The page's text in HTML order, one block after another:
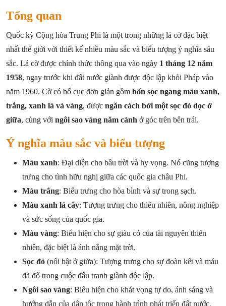
Tổng quan
Quốc kỳ Cộng hòa Trung Phi là một trong những lá cờ đặc biệt
nhất thế giới với thiết kế nhiều màu sắc và biểu tượng ý nghĩa sâu
sắc. Lá cờ được chính thức thông qua vào ngày 1 tháng 12 năm
1958, ngay trước khi đất nước giành được độc lập khỏi Pháp vào
năm 1960. Cờ có bố cục đơn giản gồm bốn sọc ngang màu xanh,
trắng, xanh lá và vàng, được ngăn cách bởi một sọc đỏ dọc ở
giữa, cùng với ngôi sao vàng năm cánh ở góc trên bên trái.
Ý nghĩa màu sắc và biểu tượng
Màu xanh: Đại diện cho bầu trời và hy vọng. Nó cũng tượng
trưng cho tình hữu nghị giữa các quốc gia châu Phi.
Màu trắng: Biểu trưng cho hòa bình và sự trong sạch.
Màu xanh lá cây: Tượng trưng cho thiên nhiên, nông nghiệp
và sức sống của quốc gia.
Màu vàng: Biểu hiện cho sự giàu có của tài nguyên thiên
nhiên, đặc biệt là ánh nắng mặt trời.
Sọc đỏ (nổi bật ở giữa): Tượng trưng cho sự đoàn kết và máu
đã đổ trong cuộc đấu tranh giành độc lập.
Ngôi sao vàng: Biểu hiện cho khát vọng tự do, ánh sáng và
hướng dẫn của dân tộc trong hành trình phát triển đất nước.